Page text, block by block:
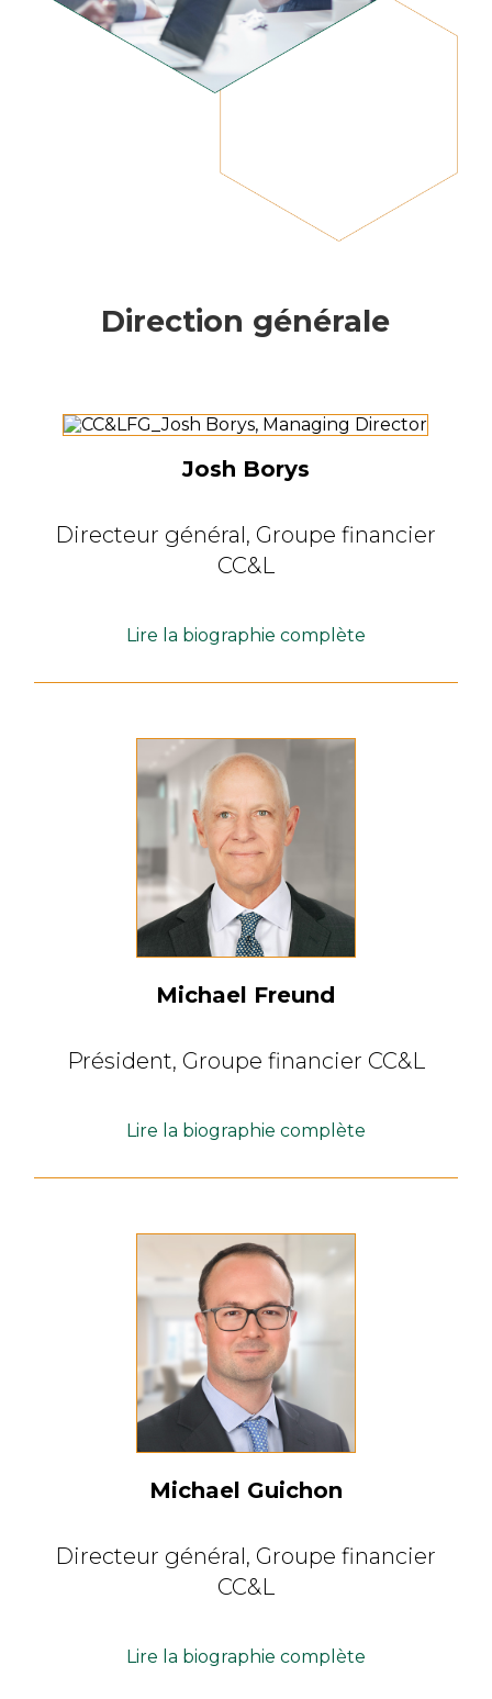
Direction générale
Josh Borys
Directeur général, Groupe financier
CC&L
Lire la biographie complète
Michael Freund
Président, Groupe financier CC&L
Lire la biographie complète
Michael Guichon
Directeur général, Groupe financier
CC&L
Lire la biographie complète